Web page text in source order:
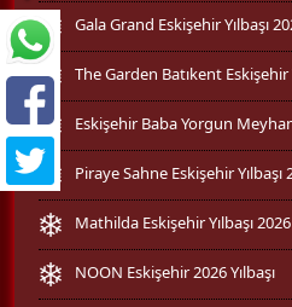
Gala Grand Eskişehir Yılbaşı
The Garden Batıkent Eskişehir
Eskişehir Baba Yorgun
Piraye Sahne Eskişehir Yılbaşı
Mathilda Eskişehir Yılbaşı 2026
NOON Eskişehir 2026 Yılbaşı